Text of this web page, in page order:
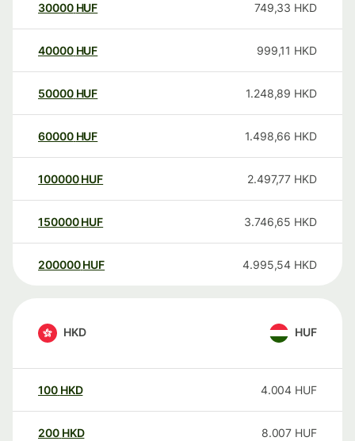
30000 HUF 749,33 HKD
40000 HUF 999,11 HKD
50000 HUF 1.248,89 HKD
60000 HUF 1.498,66 HKD
100000 HUF 2.497,77 HKD
150000 HUF 3.746,65 HKD
200000 HUF 4.995,54 HKD
HKD HUF
100 HKD 4.004 HUF
200 HKD 8.007 HUF